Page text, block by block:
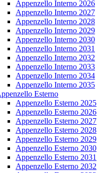
Appenzello Interno 2026
Appenzello Interno 2027
Appenzello Interno 2028
Appenzello Interno 2029
Appenzello Interno 2030
Appenzello Interno 2031
Appenzello Interno 2032
Appenzello Interno 2033
Appenzello Interno 2034
Appenzello Interno 2035
Esterno
Appenzello Esterno 2025
Appenzello Esterno 2026
Appenzello Esterno 2027
Appenzello Esterno 2028
Appenzello Esterno 2029
Appenzello Esterno 2030
Appenzello Esterno 2031
Appenzello Esterno 2032